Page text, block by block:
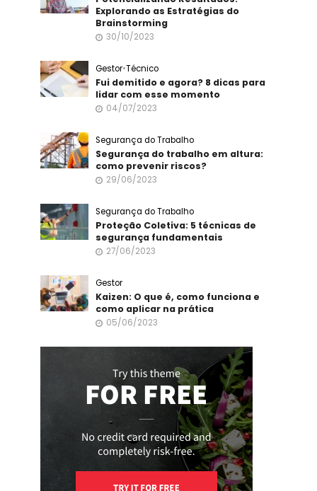
Explorando as Estratégias do
Brainstorming
30/10/2023
Gestor•Técnico
Fui demitido e agora? 8 dicas para
lidar com esse momento
04/07/2023
Segurança do Trabalho
Segurança do trabalho em altura:
como prevenir riscos?
29/06/2023
Segurança do Trabalho
Proteção Coletiva: 5 técnicas de
segurança fundamentais
27/06/2023
Gestor
Kaizen: O que é, como funciona e
como aplicar na prática
05/06/2023